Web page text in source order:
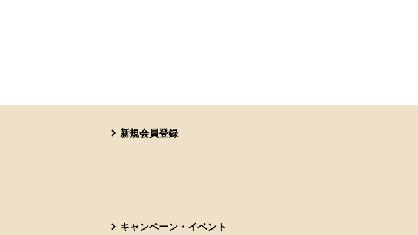
新規会員登録
キャンペーン・イベント